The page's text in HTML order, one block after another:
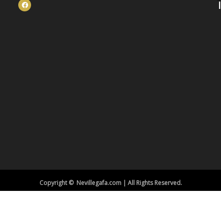
Copyright © Nevillegafa.com | All Rights Reserved.